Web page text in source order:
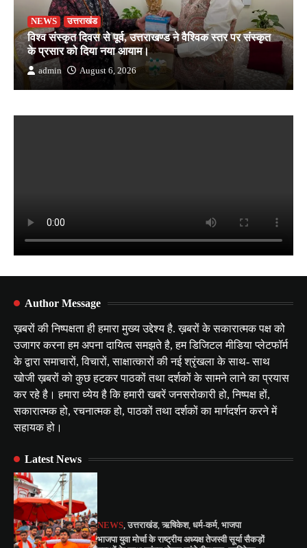
NEWS उत्तराखंड
विश्व संस्कृत दिवस से पूर्व, उत्तराखण्ड ने वैश्विक स्तर पर संस्कृत
के प्रसार को दिया नया आयाम।
admin August 6, 2026
Author Message
ख़बरों की निष्पक्षता ही हमारा मुख्य उद्देश्य है. ख़बरों के सकारात्मक पक्ष को
उजागर करना हम अपना दायित्व समझते है, हम डिजिटल मीडिया प्लेटफॉर्म
के द्वारा समाचारों, विचारों, साक्षात्कारों की नई श्रृंखला के साथ- साथ
खोजी ख़बरों को कुछ हटकर पाठकों तथा दर्शकों के सामने लाने का प्रयास
कर रहे है। हमारा ध्येय है कि हमारी खबरें जनसरोकारी हो, निष्पक्ष हों,
सकारात्मक हो, रचनात्मक हो, पाठकों तथा दर्शकों का मार्गदर्शन करने में
सहायक हो।
Latest News
NEWS,उत्तराखंड,ऋषिकेश,धर्म-कर्म,भाजपा
भाजपा युवा मोर्चा के राष्ट्रीय अध्यक्ष तेजस्वी सूर्या सैकड़ों